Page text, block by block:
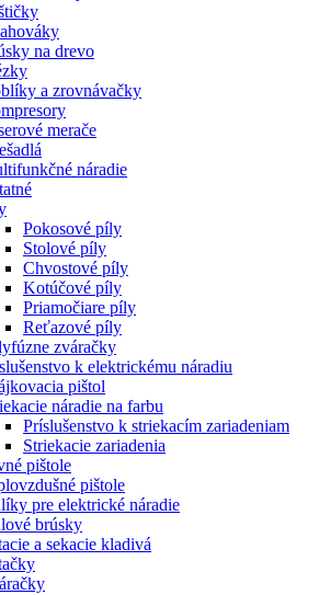
na drevo
a zrovnávačky
merače
náradie
Pokosové píly
Stolové píly
Chvostové píly
Kotúčové píly
Priamočiare píly
Reťazové píly
zváračky
k elektrickému náradiu
pištol
náradie na farbu
Príslušenstvo k striekacím zariadeniam
Striekacie zariadenia
pištole
pištole
pre elektrické náradie
brúsky
a sekacie kladivá